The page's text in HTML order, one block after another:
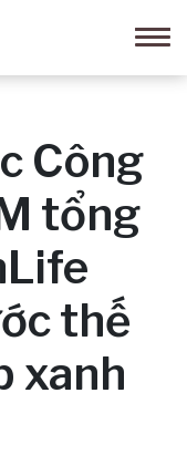
Công
tổng
thế
xanh